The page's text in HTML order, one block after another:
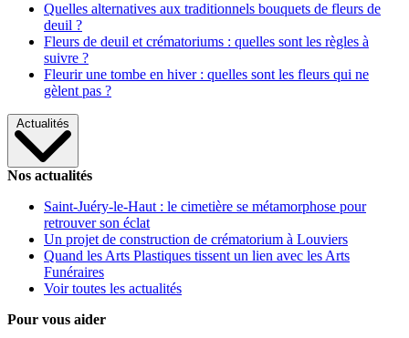
Quelles alternatives aux traditionnels bouquets de fleurs de
deuil ?
Fleurs de deuil et crématoriums : quelles sont les règles à
suivre ?
Fleurir une tombe en hiver : quelles sont les fleurs qui ne
gèlent pas ?
Actualités
Nos actualités
Saint-Juéry-le-Haut : le cimetière se métamorphose pour
retrouver son éclat
Un projet de construction de crématorium à Louviers
Quand les Arts Plastiques tissent un lien avec les Arts
Funéraires
Voir toutes les actualités
Pour vous aider